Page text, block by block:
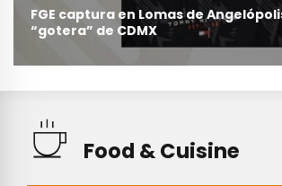
FGE captura en Lomas de
“gotera” de CDMX
Food & Cuisine